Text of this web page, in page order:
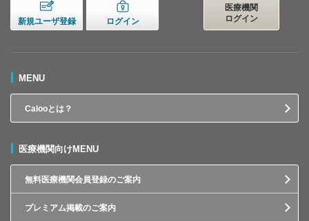
新規ユーザ登録 ログイン
医療機関
ログイン
MENU
Calooとは？
医療機関向けMENU
無料医療機関会員登録のご案内
プレミアム掲載のご案内